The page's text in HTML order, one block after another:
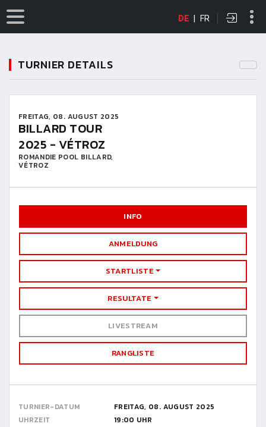
DE | FR
TURNIER DETAILS
FREITAG, 08. AUGUST 2025
BILLARD TOUR
2025 - VÉTROZ
ROMANDIE POOL BILLARD,
VÉTROZ
INFO
ANMELDUNG
STARTLISTE
RESULTATE
LIVESTREAM
RANGLISTE
TURNIER-DATUM
FREITAG, 08. AUGUST 2025
UHRZEIT
19:00 UHR